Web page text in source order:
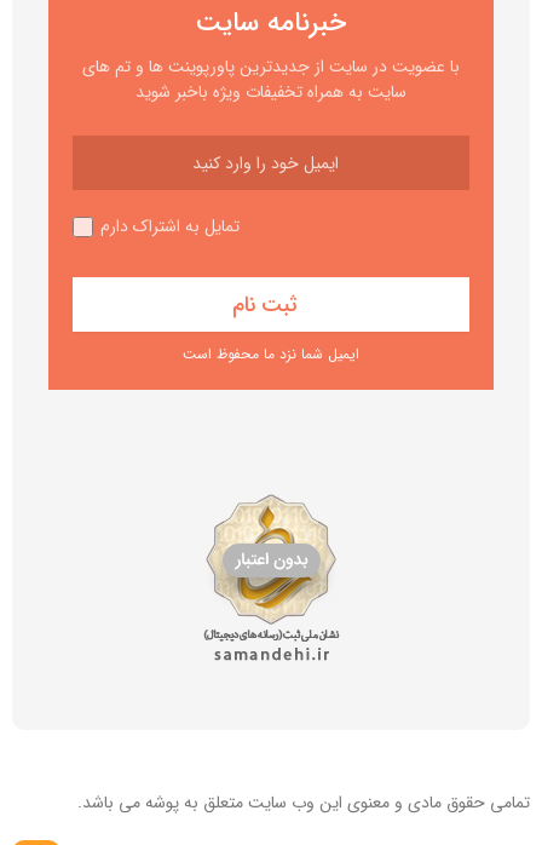
خبرنامه سایت
با عضویت در سایت از جدیدترین پاورپوینت ها و تم های
سایت به همراه تخفیفات ویژه باخبر شوید
تمایل به اشتراک دارم
ایمیل شما نزد ما محفوظ است
تمامی حقوق مادی و معنوی این وب سایتمتعلق به پوشه می باشد.